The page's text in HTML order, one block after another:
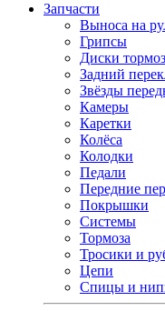
Запчасти
Выноса на
Грипсы
Диски
Задний
Звёзды
Камеры
Каретки
Колёса
Колодки
Педали
Передние
Покрышки
Системы
Тормоза
Тросики и
Цепи
Спицы и